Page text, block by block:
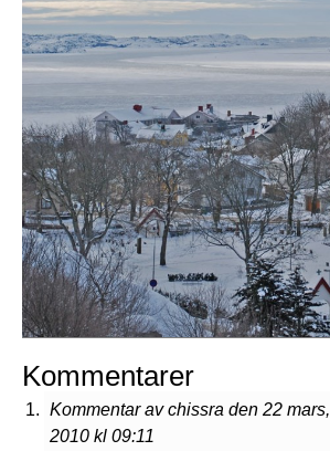
Kommentarer
Kommentar av chissra den 22 mars,
2010 kl 09:11